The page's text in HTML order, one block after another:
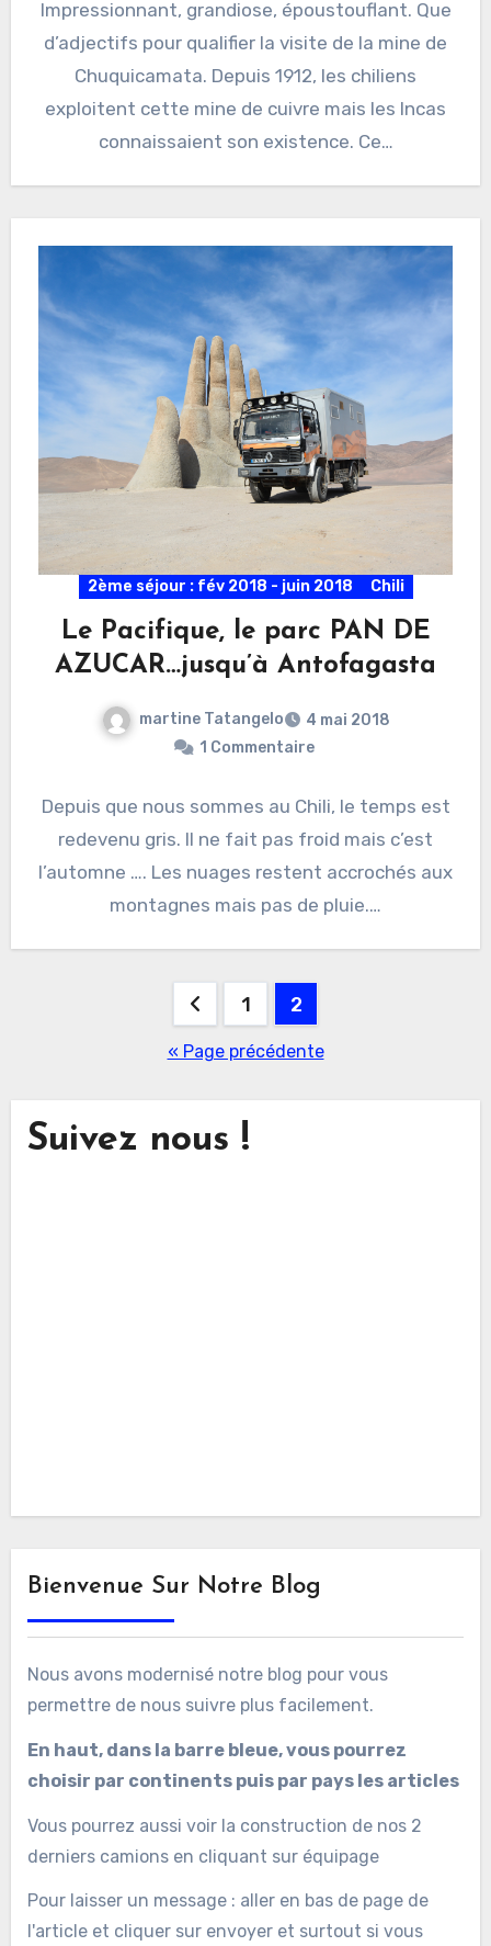
Impressionnant, grandiose, époustouflant. Que
d’adjectifs pour qualifier la visite de la mine de
Chuquicamata. Depuis 1912, les chiliens
exploitent cette mine de cuivre mais les Incas
connaissaient son existence. Ce…
2ème séjour : fév 2018 - juin 2018 Chili
Le Pacifique, le parc PAN DE
AZUCAR…jusqu’à Antofagasta
martine Tatangelo
4 mai 2018
1 Commentaire
Depuis que nous sommes au Chili, le temps est
redevenu gris. Il ne fait pas froid mais c’est
l’automne …. Les nuages restent accrochés aux
montagnes mais pas de pluie.…
1 2
« Page précédente
Suivez nous !
Bienvenue Sur Notre Blog
Nous avons modernisé notre blog pour vous
permettre de nous suivre plus facilement.
En haut, dans la barre bleue, vous pourrez
choisir par continents puis par pays les articles
Vous pourrez aussi voir la construction de nos 2
derniers camions en cliquant sur équipage
Pour laisser un message : aller en bas de page de
l'article et cliquer sur envoyer et surtout si vous